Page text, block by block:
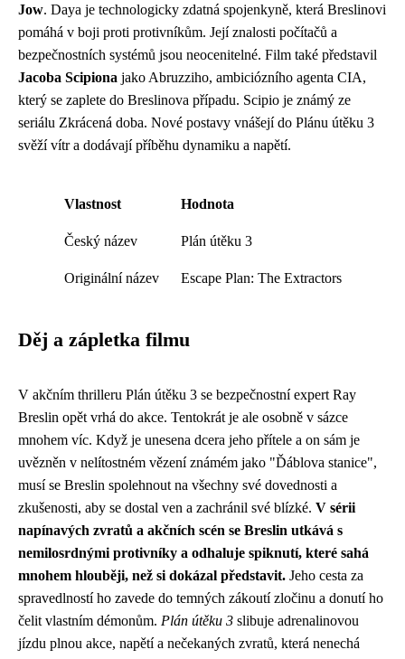
Jow. Daya je technologicky zdatná spojenkyně, která Breslinovi
pomáhá v boji proti protivníkům. Její znalosti počítačů a
bezpečnostních systémů jsou neocenitelné. Film také představil
Jacoba Scipiona jako Abruzziho, ambiciózního agenta CIA,
který se zaplete do Breslinova případu. Scipio je známý ze
seriálu Zkrácená doba. Nové postavy vnášejí do Plánu útěku 3
svěží vítr a dodávají příběhu dynamiku a napětí.
Vlastnost Hodnota
Český název Plán útěku 3
Originální název Escape Plan: The Extractors
Děj a zápletka filmu
V akčním thrilleru Plán útěku 3 se bezpečnostní expert Ray
Breslin opět vrhá do akce. Tentokrát je ale osobně v sázce
mnohem víc. Když je unesena dcera jeho přítele a on sám je
uvězněn v nelítostném vězení známém jako "Ďáblova stanice",
musí se Breslin spolehnout na všechny své dovednosti a
zkušenosti, aby se dostal ven a zachránil své blízké. V sérii
napínavých zvratů a akčních scén se Breslin utkává s
nemilosrdnými protivníky a odhaluje spiknutí, které sahá
mnohem hlouběji, než si dokázal představit. Jeho cesta za
spravedlností ho zavede do temných zákoutí zločinu a donutí ho
čelit vlastním démonům. Plán útěku 3 slibuje adrenalinovou
jízdu plnou akce, napětí a nečekaných zvratů, která nenechá